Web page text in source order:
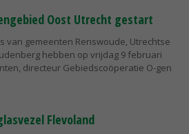
Oost Utrecht gestart
van gemeenten Renswoude, Utrechtse
hebben op vrijdag 9 februari
directeur Gebiedscoöperatie O-gen
Flevoland